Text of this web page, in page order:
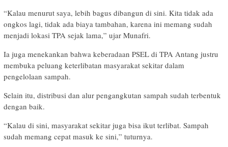
“Kalau menurut saya, lebih bagus dibangun di sini. Kita tidak ada
ongkos lagi, tidak ada biaya tambahan, karena ini memang sudah
menjadi lokasi TPA sejak lama,” ujar Munafri.
Ia juga menekankan bahwa keberadaan PSEL di TPA Antang justru
membuka peluang keterlibatan masyarakat sekitar dalam
pengelolaan sampah.
Selain itu, distribusi dan alur pengangkutan sampah sudah terbentuk
dengan baik.
“Kalau di sini, masyarakat sekitar juga bisa ikut terlibat. Sampah
sudah memang cepat masuk ke sini,” tuturnya.